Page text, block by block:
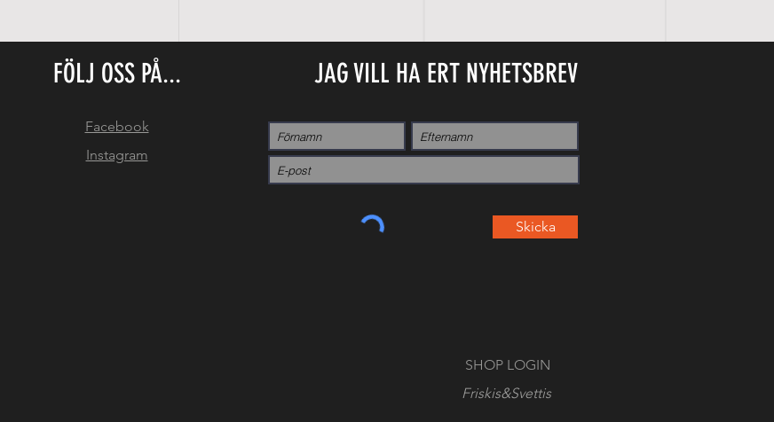
FÖLJ OSS PÅ...
Facebook
Instagram
JAG VILL HA ERT NYHETSBREV
Skicka
SHOP LOGIN
Friskis&Svettis